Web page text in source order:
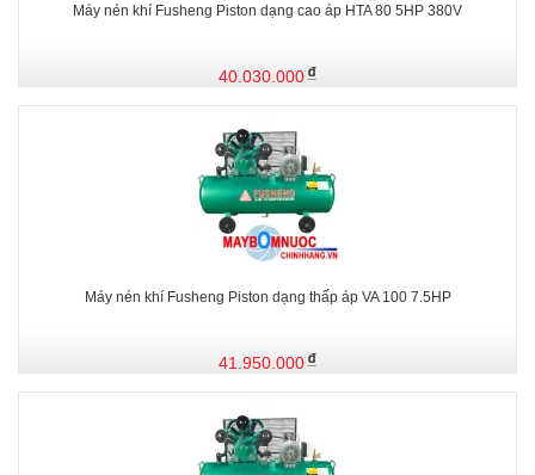
Máy nén khí Fusheng Piston dạng cao áp HTA 80 5HP 380V
40.030.000
Máy nén khí Fusheng Piston dạng thấp áp VA 100 7.5HP
41.950.000